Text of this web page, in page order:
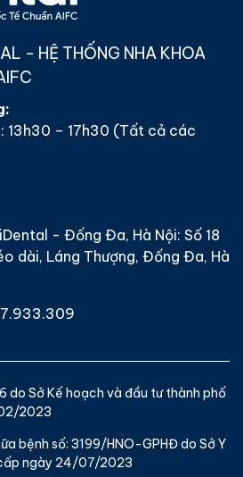
- HỆ THỐNG NHA KHOA
13h30 – 17h30 (Tất cả các
- Đống Đa, Hà Nội: Số 18
dài, Láng Thượng, Đống Đa, Hà
do Sở Kế hoạch và đầu tư thành phố
2023
bệnh số: 3199/HNO-GPHĐ do Sở Y
ngày 24/07/2023